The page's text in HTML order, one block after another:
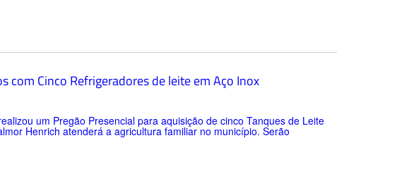
com Cinco Refrigeradores de leite em Aço Inox
um Pregão Presencial para aquisição de cinco Tanques de Leite
Henrich atenderá a agricultura familiar no município. Serão